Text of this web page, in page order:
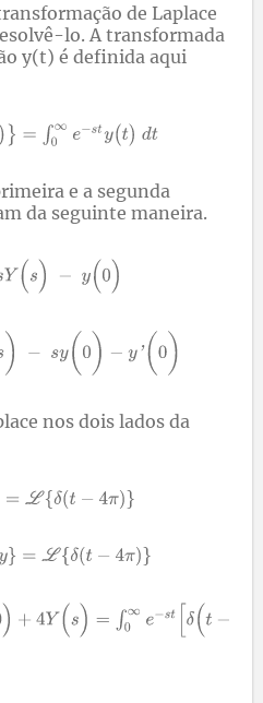
de Laplace
lo. A transformada
y(t) é definida aqui
e a segunda
da seguinte maneira.
nos dois lados da